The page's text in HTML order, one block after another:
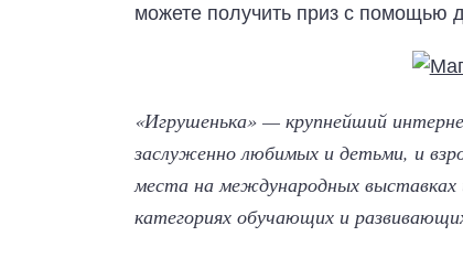
можете получить приз с помощью
«Игрушенька» — крупнейший
заслуженно любимых и детьми, и
места на международных
категориях обучающих и